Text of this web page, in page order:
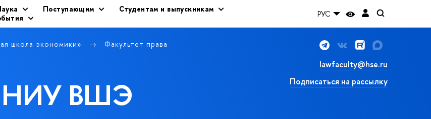
Поступающим
Студентам и выпускникам
РУС
школа экономики» Факультет права
НИУ ВШЭ
lawfaculty@hse.ru
Подписаться на рассылку